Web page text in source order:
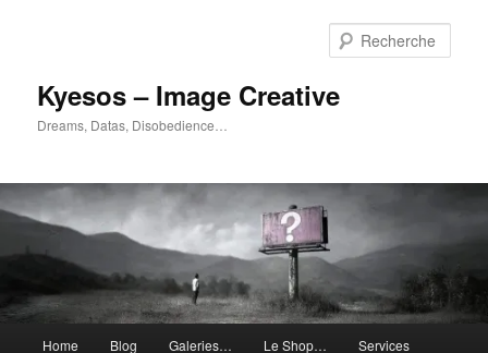
Kyesos – Image Creative
Dreams, Datas, Disobedience…
Home Blog Galeries… Le Shop… Services